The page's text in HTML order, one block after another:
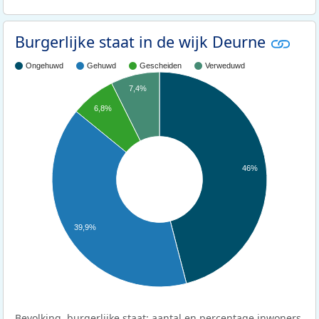
Burgerlijke staat in de wijk Deurne
Ongehuwd Gehuwd Gescheiden Verweduwd
46%
7,4%
6,8%
39,9%